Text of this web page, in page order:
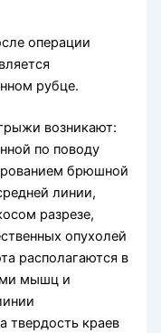
операции
рубце.
возникают:
по поводу
брюшной
линии,
разрезе,
опухолей
располагаются в
мышц и
твердость краев